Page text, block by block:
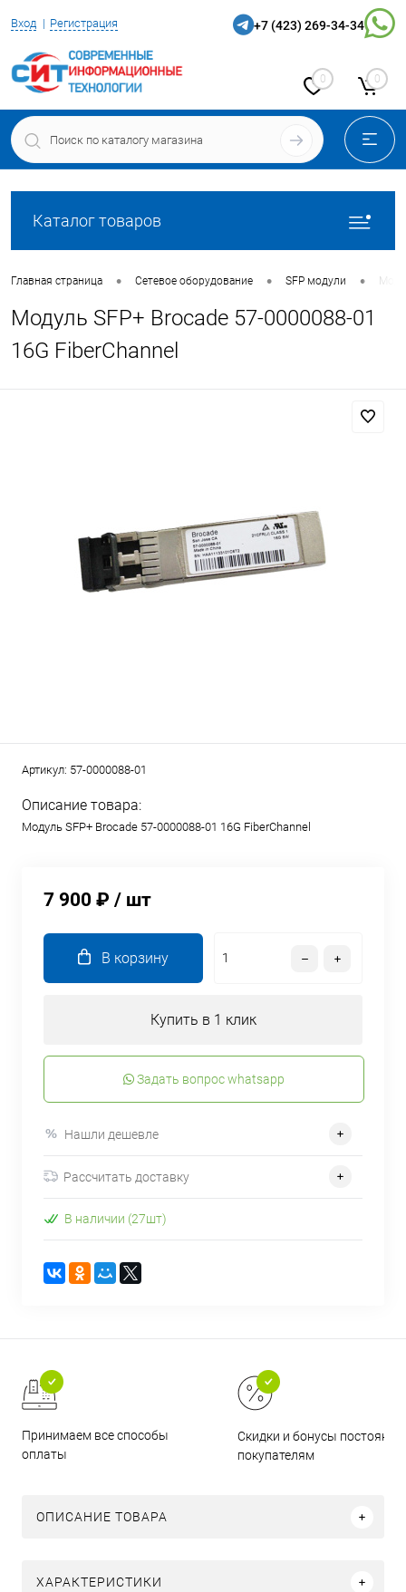
Вход Регистрация +7 (423) 269-34-34
0 0
Каталог товаров
Главная страница • Сетевое оборудование • SFP модули •
Модуль SFP+ Brocade 57-0000088-01
16G FiberChannel
Артикул: 57-0000088-01
Описание товара:
Модуль SFP+ Brocade 57-0000088-01 16G FiberChannel
7 900 ₽ / шт
В корзину
Купить в 1 клик
Задать вопрос whatsapp
Нашли дешевле
Рассчитать доставку
В наличии (27шт)
Принимаем все способы
оплаты
Скидки и бонусы
покупателям
ОПИСАНИЕ ТОВАРА
ХАРАКТЕРИСТИКИ